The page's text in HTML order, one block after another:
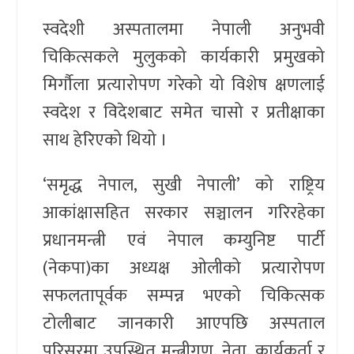
स्वदेशी अस्पतालमा नेपाली अनुभवी
चिकित्सकले मुलुकको कार्यकारी प्रमुखको
मिर्गौला प्रत्यारोपण गरेको यो विशेष क्षणलाई
स्वदेश र विदेशबाट समेत चासो र प्रतीक्षाका
साथ हेरिएको थियो ।
‘समृद्ध नेपाल, सुखी नेपाली’ को राष्ट्रिय
आकांक्षासहित सरकार सञ्चालन गरिरहेका
प्रधानमन्त्री एवं नेपाल कम्युनिष्ट पार्टी
(नेकपा)का अध्यक्ष ओलीको प्रत्यारोपण
सफलतापूर्वक सम्पन्न भएको चिकित्सक
टोलीबाट जानकारी आएपछि अस्पताल